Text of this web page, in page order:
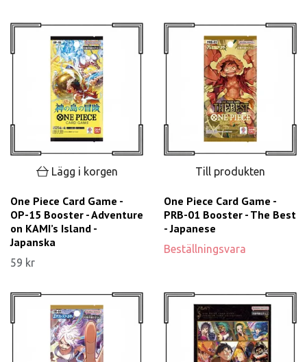
Lägg i korgen
One Piece Card Game -
OP-15 Booster - Adventure
on KAMI’s Island -
Japanska
59 kr
Till produkten
One Piece Card Game -
PRB-01 Booster - The Best
- Japanese
Beställningsvara